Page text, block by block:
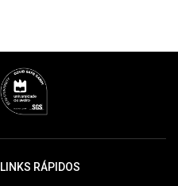
LINKS RÁPIDOS